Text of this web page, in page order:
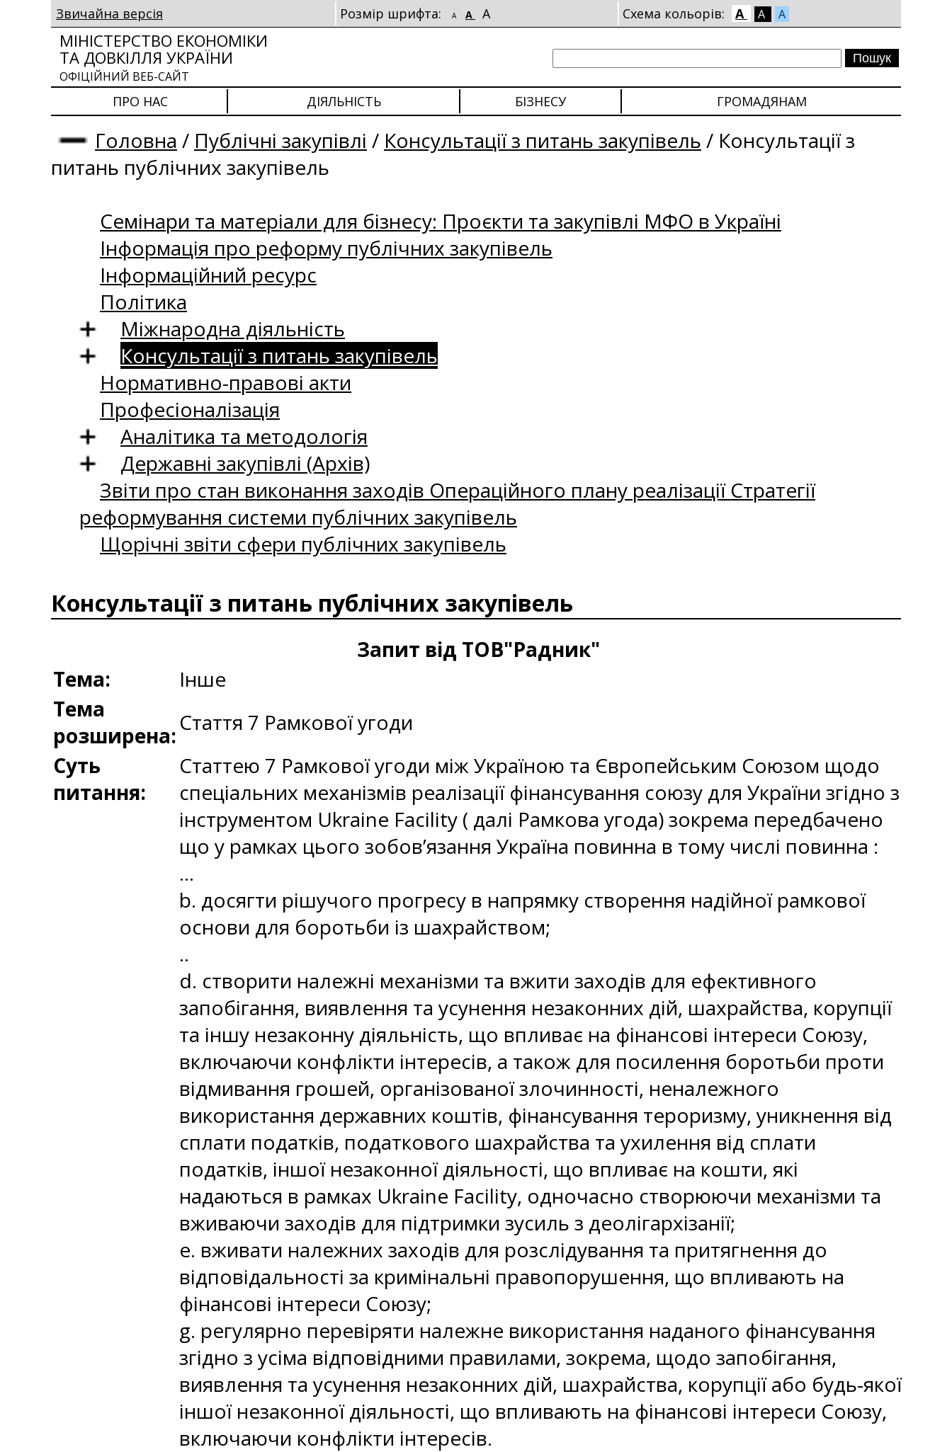
Звичайна версія Розмір шрифта: A A A Схема кольорів: A A A
МІНІСТЕРСТВО ЕКОНОМІКИ
ТА ДОВКІЛЛЯ УКРАЇНИ
ОФІЦІЙНИЙ ВЕБ-САЙТ
ПРО НАС ДІЯЛЬНІСТЬ БІЗНЕСУ ГРОМАДЯНАМ
Головна / Публічні закупівлі / Консультації з питань закупівель / Консультації з
питань публічних закупівель
Семінари та матеріали для бізнесу: Проєкти та закупівлі МФО в Україні
Інформація про реформу публічних закупівель
Інформаційний ресурс
Політика
Міжнародна діяльність
Консультації з питань закупівель
Нормативно-правові акти
Професіоналізація
Аналітика та методологія
Державні закупівлі (Архів)
Звіти про стан виконання заходів Операційного плану реалізації Стратегії
реформування системи публічних закупівель
Щорічні звіти сфери публічних закупівель
Консультації з питань публічних закупівель
Запит від ТОВ"Радник"
Тема:
Інше
Тема
розширена:Стаття 7 Рамкової угоди
Суть
питання:
Статтею 7 Рамкової угоди між Україною та Європейським Союзом щодо
спеціальних механізмів реалізації фінансування союзу для України згідно з
інструментом Ukraine Facility ( далі Рамкова угода) зокрема передбачено
що у рамках цього зобов’язання Україна повинна в тому числі повинна :
…
b. досягти рішучого прогресу в напрямку створення надійної рамкової
основи для боротьби із шахрайством;
..
d. створити належні механізми та вжити заходів для ефективного
запобігання, виявлення та усунення незаконних дій, шахрайства, корупції
та іншу незаконну діяльність, що впливає на фінансові інтереси Союзу,
включаючи конфлікти інтересів, а також для посилення боротьби проти
відмивання грошей, організованої злочинності, неналежного
використання державних коштів, фінансування тероризму, уникнення від
сплати податків, податкового шахрайства та ухилення від сплати
податків, іншої незаконної діяльності, що впливає на кошти, які
надаються в рамках Ukraine Facility, одночасно створюючи механізми та
вживаючи заходів для підтримки зусиль з деолігархізанії;
e. вживати належних заходів для розслідування та притягнення до
відповідальності за кримінальні правопорушення, що впливають на
фінансові інтереси Союзу;
g. регулярно перевіряти належне використання наданого фінансування
згідно з усіма відповідними правилами, зокрема, щодо запобігання,
виявлення та усунення незаконних дій, шахрайства, корупції або будь-якої
іншої незаконної діяльності, що впливають на фінансові інтереси Союзу,
включаючи конфлікти інтересів.